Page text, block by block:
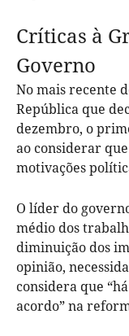
Críticas à
Governo
No mais recente
República que
dezembro, o
ao considerar
motivações
O líder do
médio dos
diminuição dos
opinião,
considera que
acordo” na